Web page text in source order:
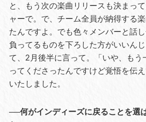
と、もう次の楽曲リリースも決まっ
ャーで。で、チーム全員が納得する
たんですよ。でも色々メンバーと話
負ってるものを下ろした方がいいん
て、2月後半に言って。「いや、もう
ってくださったんですけど覚悟を伝
いたしました。
──何がインディーズに戻ることを選